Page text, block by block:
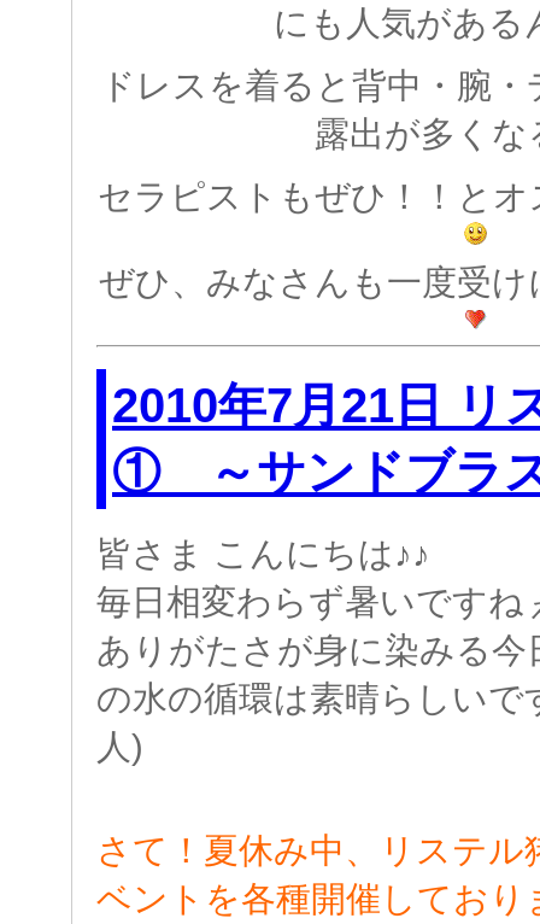
にも人気がある
ドレスを着ると背中・腕
露出が多くな
セラピストもぜひ！！と
ぜひ、みなさんも一度受
2010年7月21日 リ
① ～サンドブラ
皆さま こんにちは♪♪
毎日相変わらず暑いです
ありがたさが身に染みる
の水の循環は素晴らしい
人)
さて！夏休み中、リステ
ベントを各種開催しており